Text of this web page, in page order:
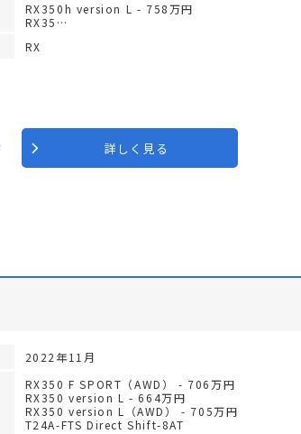
RX350h version L - 758万円
RX35…
RX
詳しく見る
2022年11月
RX350 F SPORT（AWD） - 706万円
RX350 version L - 664万円
RX350 version L（AWD） - 705万円
T24A-FTS Direct Shift-8AT